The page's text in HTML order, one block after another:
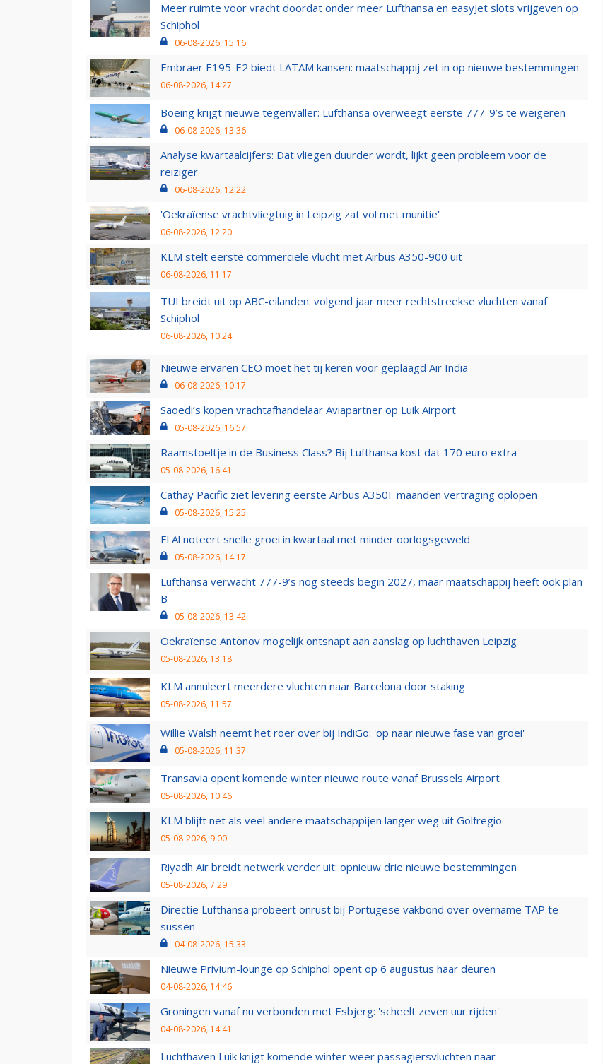
Meer ruimte voor vracht doordat onder meer Lufthansa en easyJet slots vrijgeven op
Schiphol
06-08-2026, 15:16
Embraer E195-E2 biedt LATAM kansen: maatschappij zet in op nieuwe bestemmingen
06-08-2026, 14:27
Boeing krijgt nieuwe tegenvaller: Lufthansa overweegt eerste 777-9’s te weigeren
06-08-2026, 13:36
Analyse kwartaalcijfers: Dat vliegen duurder wordt, lijkt geen probleem voor de
reiziger
06-08-2026, 12:22
'Oekraïense vrachtvliegtuig in Leipzig zat vol met munitie'
06-08-2026, 12:20
KLM stelt eerste commerciële vlucht met Airbus A350-900 uit
06-08-2026, 11:17
TUI breidt uit op ABC-eilanden: volgend jaar meer rechtstreekse vluchten vanaf
Schiphol
06-08-2026, 10:24
Nieuwe ervaren CEO moet het tij keren voor geplaagd Air India
06-08-2026, 10:17
Saoedi’s kopen vrachtafhandelaar Aviapartner op Luik Airport
05-08-2026, 16:57
Raamstoeltje in de Business Class? Bij Lufthansa kost dat 170 euro extra
05-08-2026, 16:41
Cathay Pacific ziet levering eerste Airbus A350F maanden vertraging oplopen
05-08-2026, 15:25
El Al noteert snelle groei in kwartaal met minder oorlogsgeweld
05-08-2026, 14:17
Lufthansa verwacht 777-9’s nog steeds begin 2027, maar maatschappij heeft ook plan
B
05-08-2026, 13:42
Oekraïense Antonov mogelijk ontsnapt aan aanslag op luchthaven Leipzig
05-08-2026, 13:18
KLM annuleert meerdere vluchten naar Barcelona door staking
05-08-2026, 11:57
Willie Walsh neemt het roer over bij IndiGo: 'op naar nieuwe fase van groei'
05-08-2026, 11:37
Transavia opent komende winter nieuwe route vanaf Brussels Airport
05-08-2026, 10:46
KLM blijft net als veel andere maatschappijen langer weg uit Golfregio
05-08-2026, 9:00
Riyadh Air breidt netwerk verder uit: opnieuw drie nieuwe bestemmingen
05-08-2026, 7:29
Directie Lufthansa probeert onrust bij Portugese vakbond over overname TAP te
sussen
04-08-2026, 15:33
Nieuwe Privium-lounge op Schiphol opent op 6 augustus haar deuren
04-08-2026, 14:46
Groningen vanaf nu verbonden met Esbjerg: 'scheelt zeven uur rijden'
04-08-2026, 14:41
Luchthaven Luik krijgt komende winter weer passagiersvluchten naar